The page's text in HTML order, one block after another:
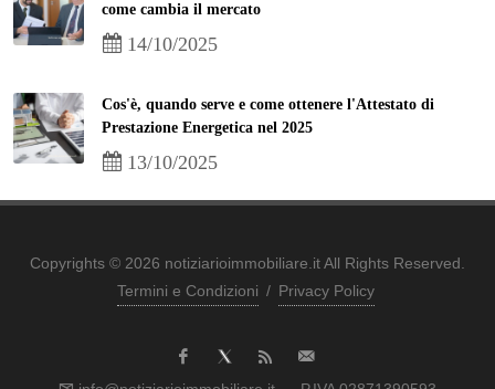
come cambia il mercato
14/10/2025
Cos'è, quando serve e come ottenere l'Attestato di
Prestazione Energetica nel 2025
13/10/2025
Copyrights © 2026 notiziarioimmobiliare.it All Rights Reserved.
Termini e Condizioni / Privacy Policy